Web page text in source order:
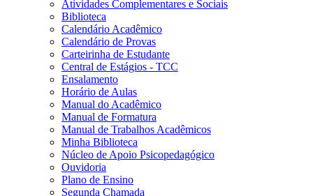
Atividades Complementares e Sociais
Biblioteca
Calendário Acadêmico
Calendário de Provas
Carteirinha de Estudante
Central de Estágios - TCC
Ensalamento
Horário de Aulas
Manual do Acadêmico
Manual de Formatura
Manual de Trabalhos Acadêmicos
Minha Biblioteca
Núcleo de Apoio Psicopedagógico
Ouvidoria
Plano de Ensino
Segunda Chamada